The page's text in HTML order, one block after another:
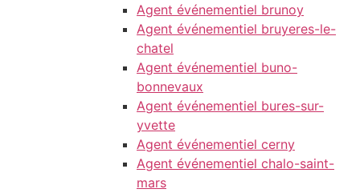
Agent événementiel brunoy
Agent événementiel bruyeres-le-
chatel
Agent événementiel buno-
bonnevaux
Agent événementiel bures-sur-
yvette
Agent événementiel cerny
Agent événementiel chalo-saint-
mars